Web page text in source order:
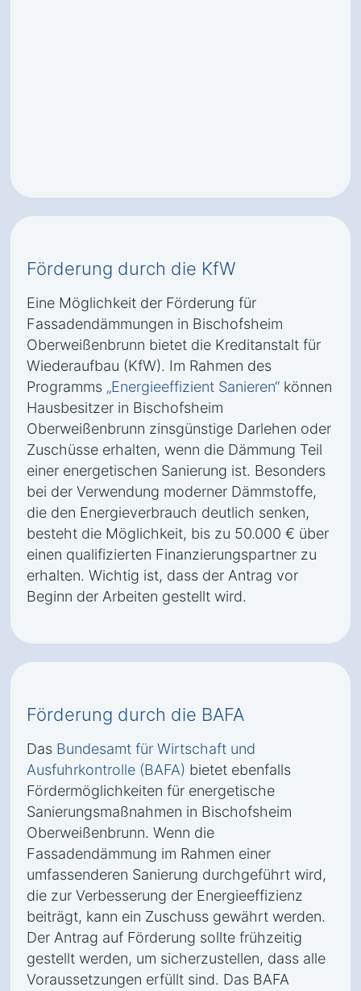
Förderung durch die KfW
Eine Möglichkeit der Förderung für
Fassadendämmungen in Bischofsheim
Oberweißenbrunn bietet die Kreditanstalt für
Wiederaufbau (KfW). Im Rahmen des
Programms „Energieeffizient Sanieren“ können
Hausbesitzer in Bischofsheim
Oberweißenbrunn zinsgünstige Darlehen oder
Zuschüsse erhalten, wenn die Dämmung Teil
einer energetischen Sanierung ist. Besonders
bei der Verwendung moderner Dämmstoffe,
die den Energieverbrauch deutlich senken,
besteht die Möglichkeit, bis zu 50.000 € über
einen qualifizierten Finanzierungspartner zu
erhalten. Wichtig ist, dass der Antrag vor
Beginn der Arbeiten gestellt wird.
Förderung durch die BAFA
Das Bundesamt für Wirtschaft und
Ausfuhrkontrolle (BAFA) bietet ebenfalls
Fördermöglichkeiten für energetische
Sanierungsmaßnahmen in Bischofsheim
Oberweißenbrunn. Wenn die
Fassadendämmung im Rahmen einer
umfassenderen Sanierung durchgeführt wird,
die zur Verbesserung der Energieeffizienz
beiträgt, kann ein Zuschuss gewährt werden.
Der Antrag auf Förderung sollte frühzeitig
gestellt werden, um sicherzustellen, dass alle
Voraussetzungen erfüllt sind. Das BAFA